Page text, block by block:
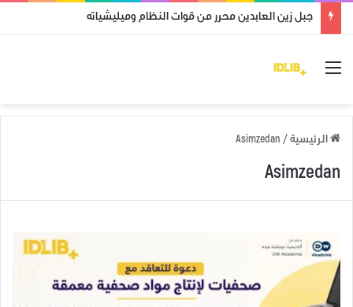
جبل زين العابدين محرر من قوات النظام وميليشياته
القائمة
الرئيسية /
Asimzedan
Asimzedan